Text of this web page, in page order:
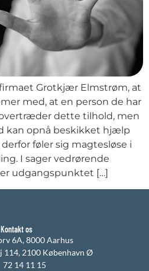
Grotkjær Elmstrøm, at
med, at en person de har
dette tilhold, men
kan opnå beskikket hjælp
føler sig magtesløse i
I sager vedrørende
udgangspunktet […]
Kontakt os
6A, 8000 Aarhus
114, 2100 København Ø
72 14 11 15